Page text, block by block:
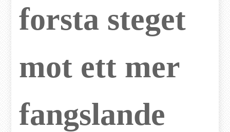
forsta steget
mot ett mer
fangslande